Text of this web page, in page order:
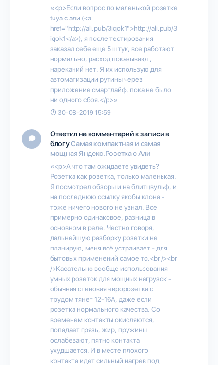
«<p>Если вопрос по маленькой розетке
tuya с али (<a
href="http://ali.pub/3iqok1">http://ali.pub/3
iqok1</a>), я после тестирования
заказал себе еще 5 штук, все работают
нормально, расход показывают,
нареканий нет. Я их использую для
автоматизации рутины через
приложение смартлайф, пока не было
ни одного сбоя.</p>»
30-08-2019 15:59
Ответил на комментарий к записи в
блогуСамая компактная и самая
мощная Яндекс.Розетка с Али
«<p>А что там ожидаете увидеть?
Розетка как розетка, только маленькая.
Я посмотрел обзоры и на блитцвульф, и
на последнюю ссылку якобы клона -
тоже ничего нового не узнал. Все
примерно одинаковое, разница в
основном в реле. Честно говоря,
дальнейшую разборку розетки не
планирую, меня всё устраивает - для
бытовых применений самое то.<br /><br
/>Касательно вообще использования
умных розеток для мощных нагрузок -
обычная стеновая евророзетка с
трудом тянет 12-16А, даже если
розетка нормального качества. Со
временем контакты окисляются,
попадает грязь, жир, пружины
ослабевают, пятно контакта
ухудшается. И в месте плохого
контакта идет сильный нагрев под